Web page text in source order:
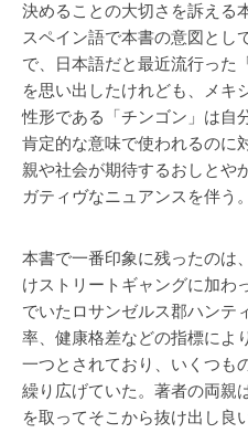
決めることの大切さを訴える
スペイン語で本書の意図とし
で、日本語だと最近流行った
を思い出したけれども、メキ
性形である「チンゴン」は自
肯定的な意味で使われるのに
親や社会が期待するおしとや
ガティヴなニュアンスを伴う。
本書で一番印象に残ったのは
けストリートギャングに加わ
でいたロサンゼルス郡ハンテ
率、健康格差などの指標によ
一つとされており、いくつも
繰り広げていた。著者の両親
を取ってそこから抜け出し良